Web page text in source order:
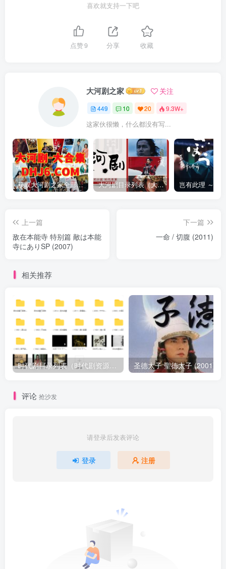
喜欢就支持一下吧
点赞9 分享 收藏
大河剧之家 关注
449 10 20 9.3W+
这家伙很懒，什么都没有写...
获取大河剧之家全部资源 大河剧目录列表（大河剧资源以本目录为准）
上一篇
敌在本能寺 特别篇 敵は本能
寺にありSP (2007)
下一篇
一命 / 切腹 (2011)
相关推荐
时代剧目录列表（时代剧资源以本目录为准） 圣德太子 聖徳太子 (2001)
评论 抢沙发
请登录后发表评论
登录 注册